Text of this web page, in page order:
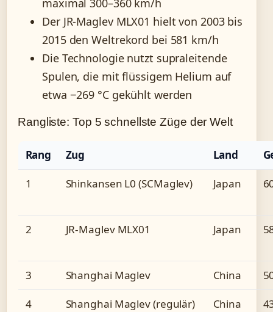
maximal 300–360 km/h
Der JR-Maglev MLX01 hielt von 2003 bis
2015 den Weltrekord bei 581 km/h
Die Technologie nutzt supraleitende
Spulen, die mit flüssigem Helium auf
etwa −269 °C gekühlt werden
Rangliste: Top 5 schnellste Züge der Welt
Rang Zug Land
1 Shinkansen L0 (SCMaglev) Japan
2 JR-Maglev MLX01 Japan
3 Shanghai Maglev China
4 Shanghai Maglev (regulär) China